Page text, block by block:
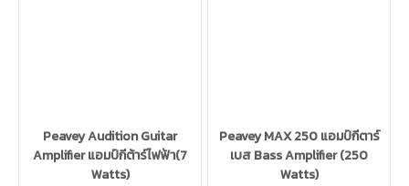
Peavey Audition Guitar
Amplifier แอมป์กีต้าร์ไฟฟ้า(7
Watts)
Peavey MAX 250 แอมป์กีตาร์
เบส Bass Amplifier (250
Watts)